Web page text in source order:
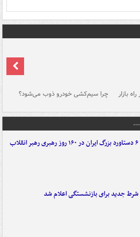
بازار چرا سیم‌کشی خودرو ذوب می‌شود؟
۶ دستاورد بزرگ ایران در ۱۶۰ روز رهبری رهبر انقلاب
شرط جدید برای بازنشستگی اعلام شد